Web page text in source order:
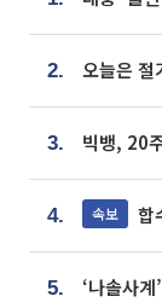
2. 오늘은
3.
4. 속보 합
5.